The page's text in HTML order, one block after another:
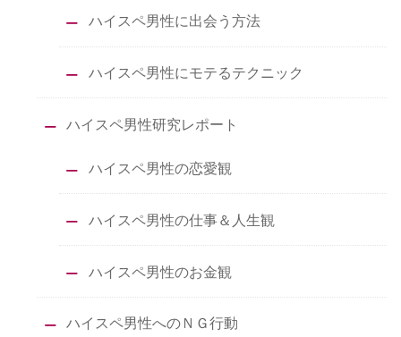
ハイスペ男性に出会う方法
ハイスペ男性にモテるテクニック
ハイスペ男性研究レポート
ハイスペ男性の恋愛観
ハイスペ男性の仕事＆人生観
ハイスペ男性のお金観
ハイスペ男性へのＮＧ行動